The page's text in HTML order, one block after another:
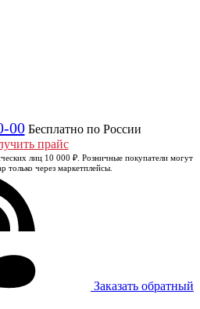
00 Бесплатно по России
прайс
лиц 10 000 ₽. Розничные покупатели могут
только через маркетплейсы.
Заказать обратный